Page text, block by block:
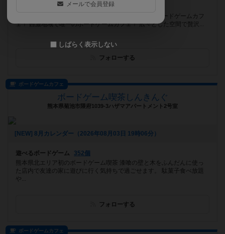
遊べるボードゲーム
1206個
ディアシュピールのボドゲ1500個を全て引き取ったボードゲームカフ
ェ！ 西濃地域で唯一のボードゲームカフェ！ 広々とした空間で贅沢...
フォローする
ボードゲームカフェ
ボードゲーム喫茶しんきんぐ
熊本県菊池市隈府1039-3ハザマアパートメント2号室
[NEW] 8月カレンダー（2026年08月03日 19時06分）
遊べるボードゲーム
352個
熊本県北エリア初のボードゲーム喫茶 漆喰の壁と木をふんだんに使っ
た店内で友達の家に遊びに行く気持ちで過ごせます。 駄菓子食べ放題
や...
フォローする
ボードゲームカフェ
メールで会員登録
しばらく表示しない